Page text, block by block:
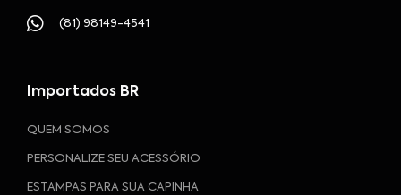
(81) 98149-4541
Importados BR
QUEM SOMOS
PERSONALIZE SEU ACESSÓRIO
ESTAMPAS PARA SUA CAPINHA